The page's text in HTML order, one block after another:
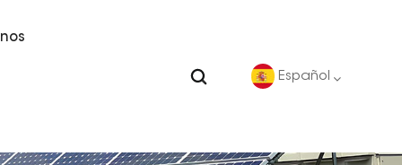
Español
English